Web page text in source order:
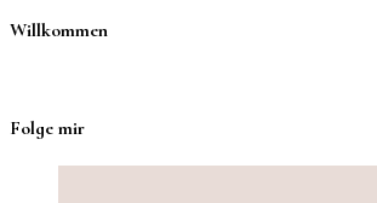
Willkommen
Folge mir